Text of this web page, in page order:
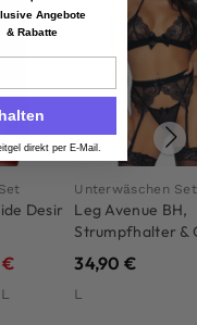
Love Deal
Desir
€
Unterwäschen Set
Leg Avenue BH,
Strumpfhalter &
String Schwarz
34,90€
L
Angebote
& Rabatte
direkt per E-Mail.